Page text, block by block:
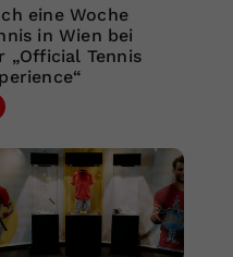
eine Woche
in Wien bei
„Official Tennis